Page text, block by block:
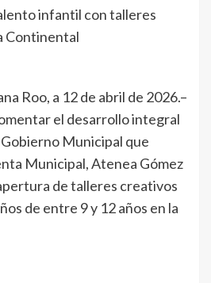
infantil con talleres
Continental
Roo, a 12 de abril de 2026.–
el desarrollo integral
Gobierno Municipal que
Municipal, Atenea Gómez
de talleres creativos
de entre 9 y 12 años en la